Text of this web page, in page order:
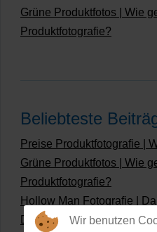
Grüne Produktfotos | Wie
Produktfotografie?
Beliebteste
Preise Produktfotografie |
Grüne Produktfotos | Wie
Produktfotografie?
Hollow Man Fotografie |
Dateiformate und Bilder
Wir benutzen